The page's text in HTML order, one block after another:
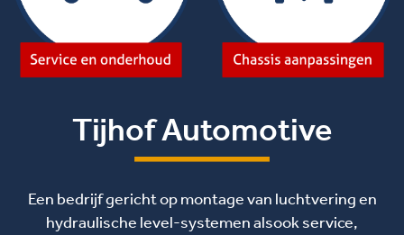
Tijhof Automotive
Een bedrijf gericht op montage van luchtvering en
hydraulische level-systemen alsook service,